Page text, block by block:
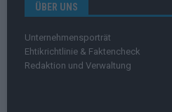
ÜBER UNS
Unternehmensporträt
Ehtikrichtlinie & Faktencheck
Redaktion und Verwaltung